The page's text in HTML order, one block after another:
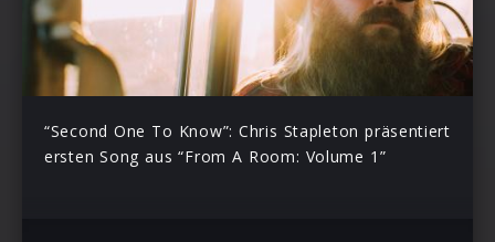
“Second One To Know”: Chris Stapleton präsentiert
ersten Song aus “From A Room: Volume 1”